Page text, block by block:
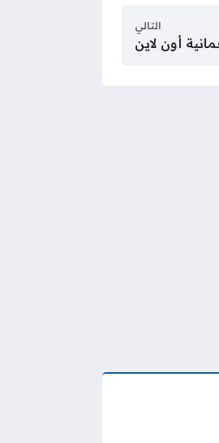
التالي
أون لاين